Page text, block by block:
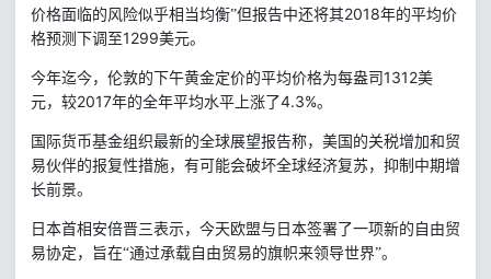
价格面临的风险似乎相当均衡”但报告中还将其2018年的平均价
格预测下调至1299美元。
今年迄今，伦敦的下午黄金定价的平均价格为每盎司 1312美
元，较2017年的全年平均水平上涨了4.3%。
国际货币基金组织最新的全球展望报告称，美国的关税增加和贸
易伙伴的报复性措施，有可能会破坏全球经济复苏，抑制中期增
长前景。
日本首相安倍晋三表示，今天欧盟与日本签署了一项新的自由贸
易协定，旨在“通过承载自由贸易的旗帜来领导世界”。